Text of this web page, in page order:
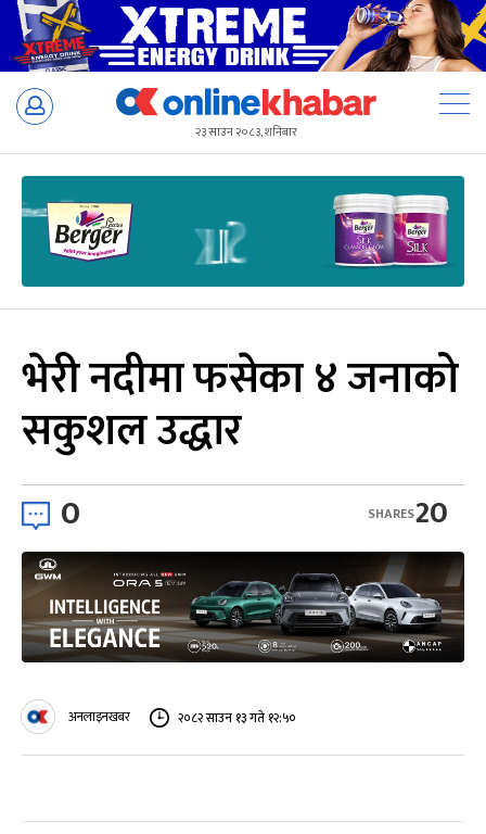
Skip
२३ साउन २०८३, शनिबार
भेरी नदीमा फसेका ४ जनाको
सकुशल उद्धार
0 20
SHARES
अनलाइनखबर २०८२ साउन १३ गते १२:५०